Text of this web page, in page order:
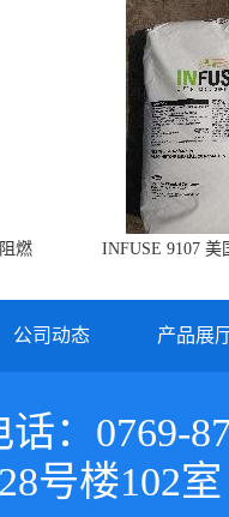
燃
INFUSE 9107 美
公司动态 产品展
话：0769-
号楼102室